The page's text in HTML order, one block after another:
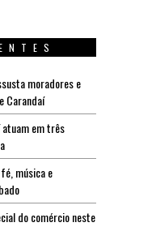
moradores e
Carandaí
em três
música e
do comércio neste